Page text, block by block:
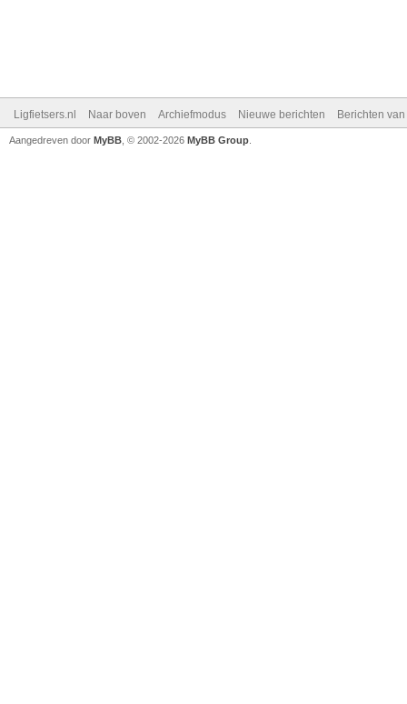
Ligfietsers.nl Naar boven Archiefmodus Nieuwe berichten Berichten
Aangedreven door MyBB , © 2002-2026 MyBB Group